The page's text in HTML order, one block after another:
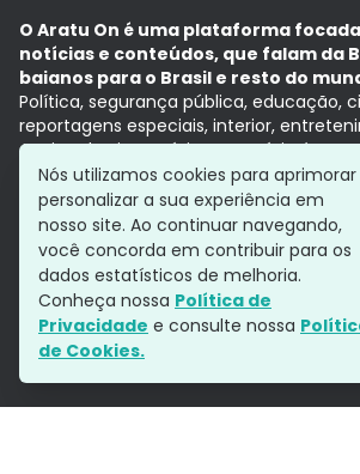
O Aratu On é uma plataforma
notícias e conteúdos, que falam da
baianos para o Brasil e resto do
Política, segurança pública, educação,
reportagens especiais, interior,
Aqui, tudo vira notícia e a notícia é no
com a credibilidade do Grupo Aratu.
Grupo Aratu
Política de privacidade
Siga-nos
Nós utilizamos cookies para aprimorar
personalizar a sua experiência em
nosso site. Ao continuar navegando,
você concorda em contribuir para os
dados estatísticos de melhoria.
Conheça nossa Política de
Privacidade e consulte nossa
de Cookies.